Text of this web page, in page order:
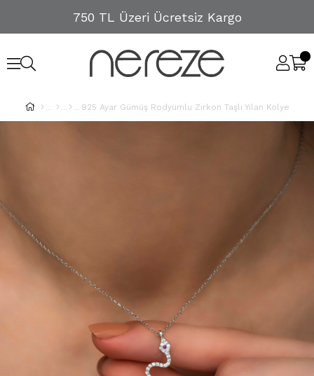
750 TL Üzeri Ücretsiz Kargo
925 Ayar Gümüş Rodyumlu Zirkon Taşlı Yılan Kolye